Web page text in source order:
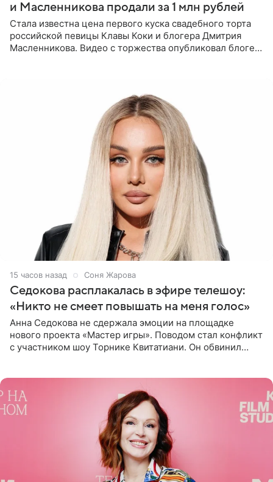
и Масленникова продали за 1 млн рублей
Стала известна цена первого куска свадебного торта
российской певицы Клавы Коки и блогера Дмитрия
Масленникова. Видео с торжества опубликовал блогер
15 часов назад Соня Жарова
Седокова расплакалась в эфире телешоу:
«Никто не смеет повышать на меня голос»
Анна Седокова не сдержала эмоции на площадке
нового проекта «Мастер игры». Поводом стал конфликт
с участником шоу Торнике Квитатиани. Он обвинил